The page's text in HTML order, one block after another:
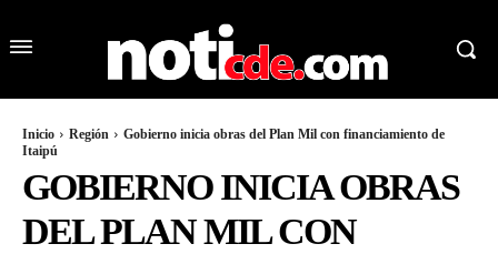
Inicio Región
Gobierno inicia obras del Plan Mil con financiamiento de
Itaipú
GOBIERNO INICIA OBRAS
DEL PLAN MIL CON